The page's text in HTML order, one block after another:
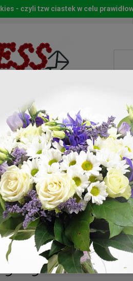
Kwiaty
dla
- czyli tzw ciastek w celu